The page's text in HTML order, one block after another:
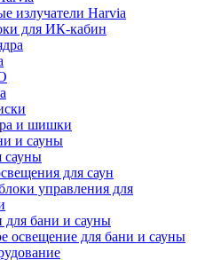
излучатели Harvia
для ИК-кабин
и шишки
и сауны
сауны
для саун
управления для
для бани и сауны
освещение для бани и сауны